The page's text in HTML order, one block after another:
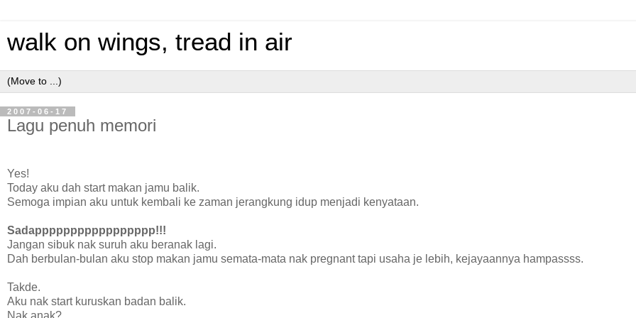
walk on wings, tread in air
2007-06-17
Lagu penuh memori
Yes!
Today aku dah start makan jamu balik.
Semoga impian aku untuk kembali ke zaman jerangkung idup menjadi kenyataan.
Sadappppppppppppppppp!!!
Jangan sibuk nak suruh aku beranak lagi.
Dah berbulan-bulan aku stop makan jamu semata-mata nak pregnant tapi usaha je lebih, kejayaannya hampassss.
Takde.
Aku nak start kuruskan badan balik.
Nak anak?